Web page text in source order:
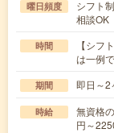
曜日頻度
シフト
相談OK
時間
【シフ
は一例
期間 即日～
時給
無資格
円～